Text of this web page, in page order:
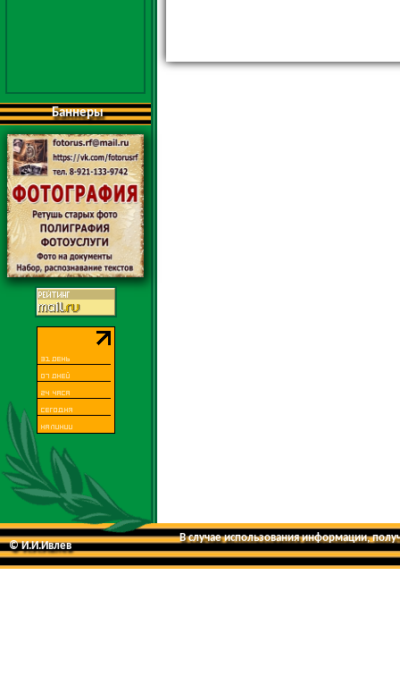
Баннеры
© И.И.Ивлев
В случае использования информации,